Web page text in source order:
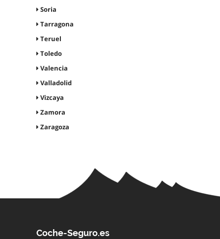
Soria
Tarragona
Teruel
Toledo
Valencia
Valladolid
Vizcaya
Zamora
Zaragoza
Coche-Seguro.es